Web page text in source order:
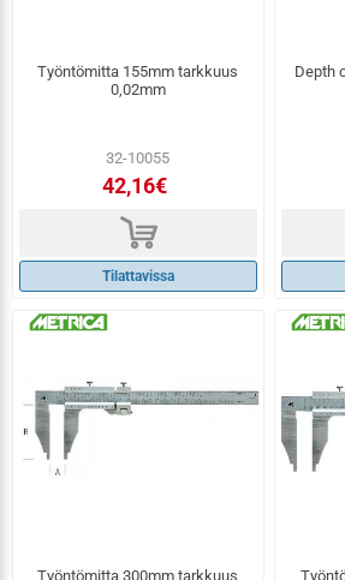
Työntömitta 155mm tarkkuus
0,02mm
32-10055
42,16€
d
Tilattavissa
Depth
Työntömitta 300mm tarkkuus